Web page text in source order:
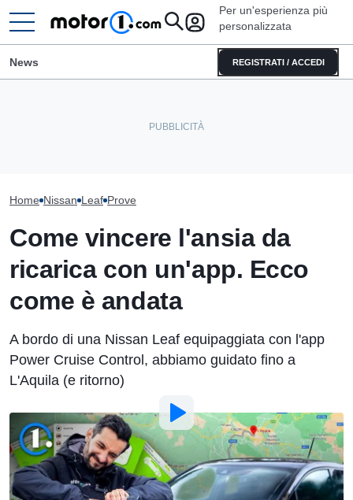
Per un'esperienza più
personalizzata
REGISTRATI / ACCEDI
News
Home Nissan Leaf Prove
Come vincere l'ansia da
ricarica con un'app. Ecco
come è andata
A bordo di una Nissan Leaf equipaggiata con l'app
Power Cruise Control, abbiamo guidato fino a
L'Aquila (e ritorno)
Di:Flavio Atzori
18 Mar 2021alle 17:00